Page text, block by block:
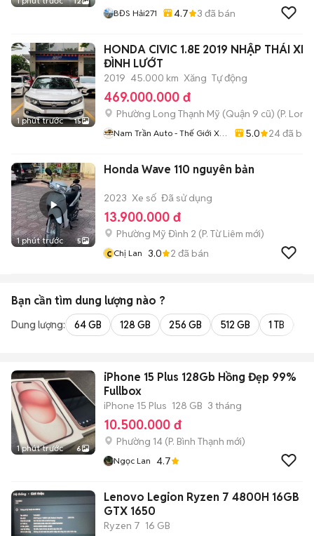
BĐS Hải271 4.7 3 đã bán
1 phút trước 15
HONDA CIVIC 1.8E 2019 NHẬP THÁI XE
ĐÌNH LƯỚT
2019 45.000 km Xăng Tự động
469.000.000 đ
Phường Long Thạnh Mỹ (Quận 9 cũ) (P.
Nam Trần Auto - Thế Giới Xe
5.0 24đã bán
1 phút trước 5
Honda Wave 110 nguyên bản
2023 Xe số Đã sử dụng
13.900.000 đ
Phường Mỹ Đình 2 (P. Từ Liêm mới)
c Chị Lan 3.0 2 đã bán
Bạn cần tìm dung lượng nào ?
Dung lượng: 64 GB 128 GB 256 GB 512 GB 1 TB
1 phút trước 6
iPhone 15 Plus 128Gb Hồng Đẹp 99%
Fullbox
iPhone 15 Plus 128 GB 3 tháng
10.500.000 đ
Phường 14 (P. Bình Thạnh mới)
Ngọc Lan 4.7
Lenovo Legion Ryzen 7 4800H 16GB
GTX 1650
Ryzen 7 16 GB